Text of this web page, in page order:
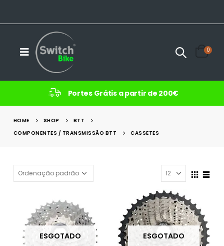
0
Portes Grátis a partir de 200€
HOME SHOP
BTT
COMPONENTES / TRANSMISSÃO BTT
CASSETES
ESGOTADO ESGOTADO